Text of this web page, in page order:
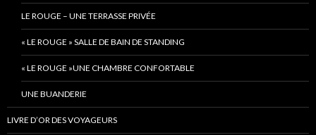
LE ROUGE – UNE TERRASSE PRIVÉE
« LE ROUGE » SALLE DE BAIN DE STANDING
« LE ROUGE »UNE CHAMBRE CONFORTABLE
UNE BUANDERIE
LIVRE D’OR DES VOYAGEURS